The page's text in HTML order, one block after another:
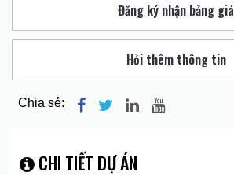
Đăng ký nhận bảng giá
Hỏi thêm thông tin
Chia sẻ:
CHI TIẾT DỰ ÁN